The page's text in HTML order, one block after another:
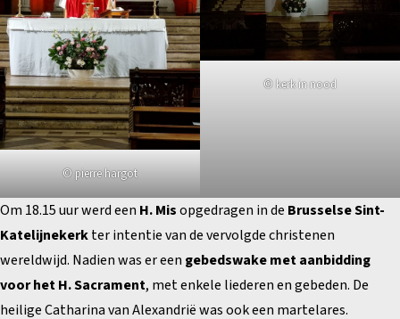
© pierre hargot
© kerk in nood
Om 18.15 uur werd een H. Misopgedragen in de Brusselse Sint-
Katelijnekerkter intentie van de vervolgde christenen
wereldwijd. Nadien was er een gebedswake met aanbidding
voor het H. Sacrament, met enkele liederen en gebeden. De
heilige Catharina van Alexandrië was ook een martelares.